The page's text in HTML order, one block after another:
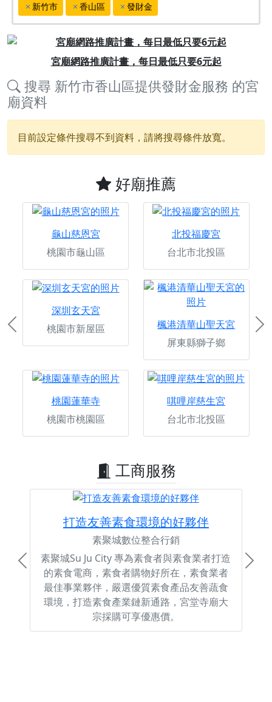
新竹市 香山區 發財金
宮廟網路推廣計畫，每日最低只要6元起
Previous
搜尋 新竹市香山區提供發財金服務 的宮
廟資料
目前設定條件搜尋不到資料，請將搜尋條件放寬。
好廟推薦
龜山慈恩宮
桃園市龜山區
北投福慶宮
台北市北投區
深圳玄天宮
桃園市新屋區
楓港清華山聖天宮
屏東縣獅子鄉
桃園蓮華寺
桃園市桃園區
唭哩岸慈生宮
台北市北投區
Previous
工商服務
打造友善素食環境的好夥伴
素聚城數位整合行銷
素聚城Su Ju City 專為素食者與素食業者打造
的素食電商，素食者購物好所在，素食業者
最佳事業夥伴，嚴選優質素食產品友善蔬食
環境，打造素食產業鏈新通路，宮堂寺廟大
宗採購可享優惠價。
Previous Next